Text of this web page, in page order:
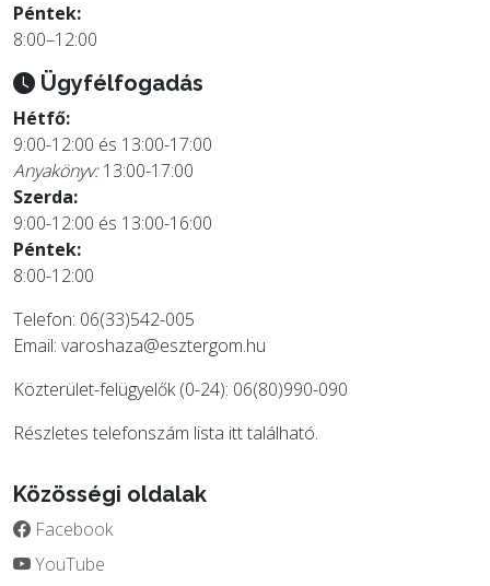
Péntek:
8:00–12:00
Ügyfélfogadás
Hétfő:
9:00-12:00 és 13:00-17:00
Anyakönyv:13:00-17:00
Szerda:
9:00-12:00 és 13:00-16:00
Péntek:
8:00-12:00
Telefon: 06(33)542-005
Email: varoshaza@esztergom.hu
Közterület-felügyelők (0-24): 06(80)990-090
Részletes telefonszám lista itttalálható.
Közösségi oldalak
Facebook
YouTube